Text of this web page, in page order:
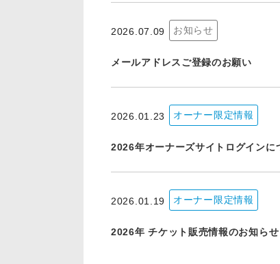
2026.07.09 お知らせ
メールアドレスご登録のお願い
2026.01.23 オーナー限定情報
2026年オーナーズサイトログインに
2026.01.19 オーナー限定情報
2026年 チケット販売情報のお知らせ